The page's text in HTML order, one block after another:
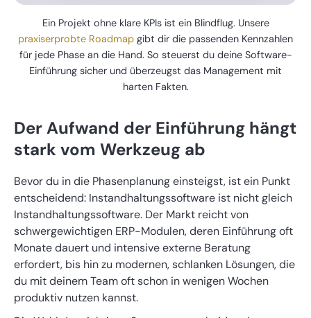
Ein Projekt ohne klare KPIs ist ein Blindflug. Unsere
praxiserprobte Roadmap gibt dir die passenden Kennzahlen
für jede Phase an die Hand. So steuerst du deine Software-
Einführung sicher und überzeugst das Management mit
harten Fakten.
Der Aufwand der Einführung hängt
stark vom Werkzeug ab
Bevor du in die Phasenplanung einsteigst, ist ein Punkt
entscheidend: Instandhaltungssoftware ist nicht gleich
Instandhaltungssoftware. Der Markt reicht von
schwergewichtigen ERP-Modulen, deren Einführung oft
Monate dauert und intensive externe Beratung
erfordert, bis hin zu modernen, schlanken Lösungen, die
du mit deinem Team oft schon in wenigen Wochen
produktiv nutzen kannst.